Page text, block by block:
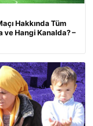
Hakkında Tüm
ve Hangi Kanalda? –